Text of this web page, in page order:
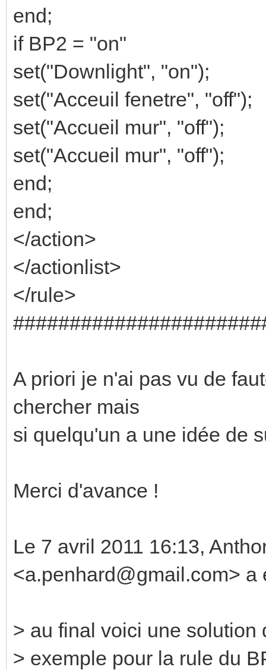
end;
if BP2 = "on"
set("Downlight", "on");
set("Acceuil fenetre", "off");
set("Accueil mur", "off");
set("Accueil mur", "off");
end;
end;
</action>
</actionlist>
</rule>
A priori je n'ai pas vu de
chercher mais
si quelqu'un a une idée de
Merci d'avance !
Le 7 avril 2011 16:13,
<a.penhard@gmail.com> a
> au final voici une solution
> exemple pour la rule du